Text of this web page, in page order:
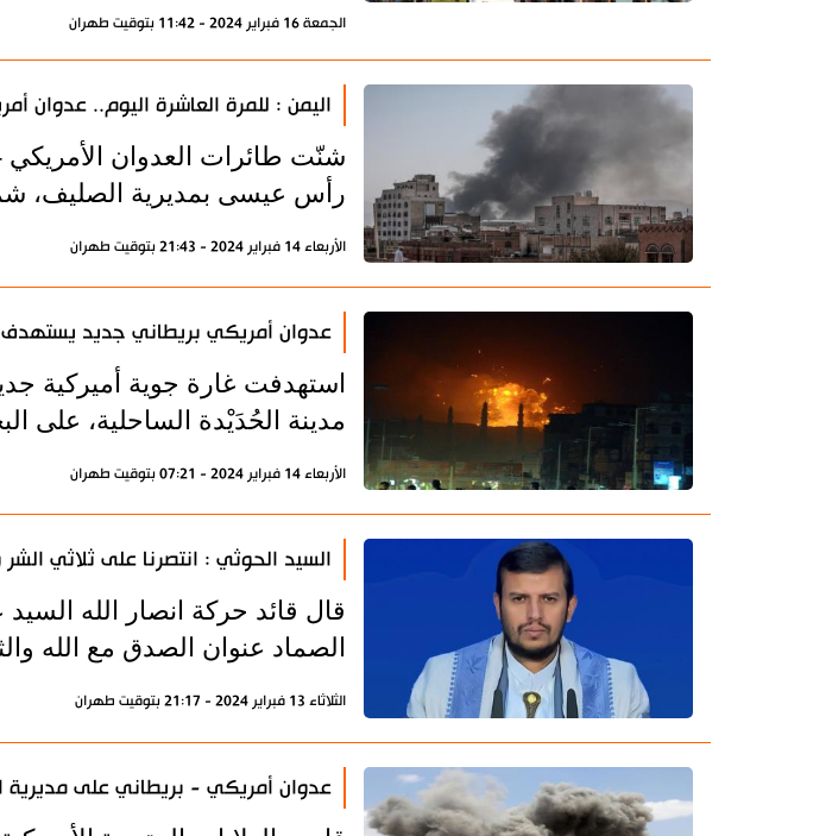
الجمعة 16 فبراير 2024 - 11:42 بتوقيت طهران
اليمن : للمرة العاشرة اليوم.. عدوان
شنّت طائرات العدوان الأمريكي
رأس عيسى بمديرية الصليف،
الأربعاء 14 فبراير 2024 - 21:43 بتوقيت طهران
عدوان أمريكي بريطاني جديد يستهدف
استهدفت غارة جوية أميركية
مدينة الحُدَيْدة الساحلية، على
الأربعاء 14 فبراير 2024 - 07:21 بتوقيت طهران
السيد الحوثي : انتصرنا على ثلاثي
قال قائد حركة انصار الله
الصماد عنوان الصدق مع الله
الثلاثاء 13 فبراير 2024 - 21:17 بتوقيت طهران
عدوان أمريكي - بريطاني على مديرية